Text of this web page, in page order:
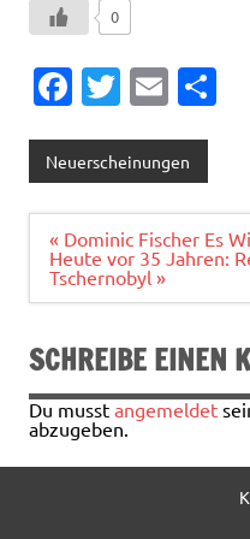
0
Fa
e
b
o
o
k
T
it
te
r
E
ai
l
n
Neuerscheinungen
Beitragsnavigation
« Dominic Fischer Es
Heute vor 35 Jahren:
Tschernobyl »
SCHREIBE EINEN
Du musst angemeldet
abzugeben.